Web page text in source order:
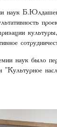
наук
наук было
"Культурное